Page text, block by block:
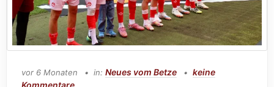
vor 6 Monaten in: Neues vom Betze
keine
Kommentare